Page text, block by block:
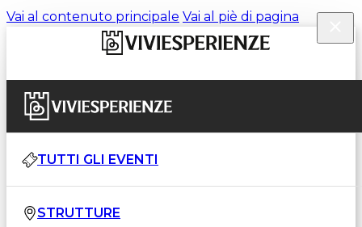
Vai al contenuto principale Vai al piè di pagina
TUTTI GLI EVENTI
STRUTTURE